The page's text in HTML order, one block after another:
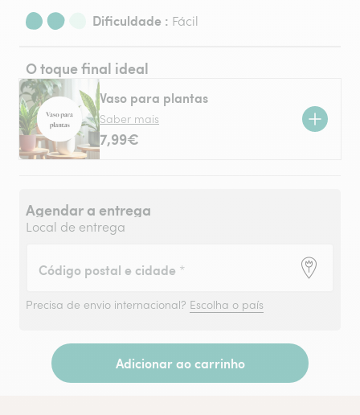
Dificuldade : Fácil
O toque final ideal
Vaso para plantas
Saber mais
7,99€
Agendar a entrega
Local de entrega
Código postal e cidade *
Precisa de envio internacional? Escolha o país
Adicionar ao carrinho